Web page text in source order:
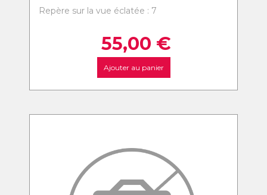
Repère sur la vue éclatée : 7
55,00 €
Ajouter au panier